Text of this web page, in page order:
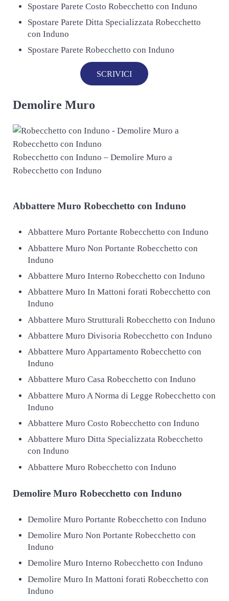
Spostare Parete Costo Robecchetto con Induno
Spostare Parete Ditta Specializzata Robecchetto
con Induno
Spostare Parete Robecchetto con Induno
SCRIVICI
Demolire Muro
Robecchetto con Induno – Demolire Muro a
Robecchetto con Induno
AbbattereMuro Robecchetto con Induno
Abbattere Muro Portante Robecchetto con Induno
Abbattere Muro Non Portante Robecchetto con
Induno
Abbattere Muro Interno Robecchetto con Induno
Abbattere Muro In Mattoni forati Robecchetto con
Induno
Abbattere Muro Strutturali Robecchetto con Induno
Abbattere Muro Divisoria Robecchetto con Induno
Abbattere Muro Appartamento Robecchetto con
Induno
Abbattere Muro Casa Robecchetto con Induno
Abbattere Muro A Norma di Legge Robecchetto con
Induno
Abbattere Muro Costo Robecchetto con Induno
Abbattere Muro Ditta Specializzata Robecchetto
con Induno
Abbattere Muro Robecchetto con Induno
DemolireMuro Robecchetto con Induno
Demolire Muro Portante Robecchetto con Induno
Demolire Muro Non Portante Robecchetto con
Induno
Demolire Muro Interno Robecchetto con Induno
Demolire Muro In Mattoni forati Robecchetto con
Induno